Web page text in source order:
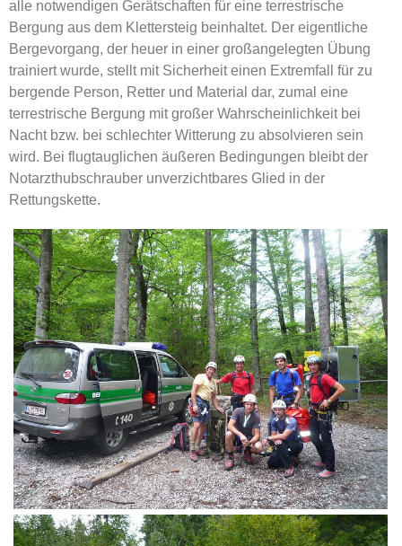
alle notwendigen Gerätschaften für eine terrestrische
Bergung aus dem Klettersteig beinhaltet. Der eigentliche
Bergevorgang, der heuer in einer großangelegten Übung
trainiert wurde, stellt mit Sicherheit einen Extremfall für zu
bergende Person, Retter und Material dar, zumal eine
terrestrische Bergung mit großer Wahrscheinlichkeit bei
Nacht bzw. bei schlechter Witterung zu absolvieren sein
wird. Bei flugtauglichen äußeren Bedingungen bleibt der
Notarzthubschrauber unverzichtbares Glied in der
Rettungskette.